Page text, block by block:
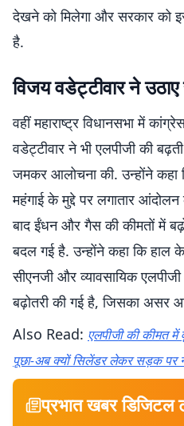
देखने को मिलेगा और सरकार को
है.
विजय वडेट्टीवार ने
वहीं महाराष्ट्र विधानसभा में
वडेट्टीवार ने भी एलपीजी की
जमकर आलोचना की. उन्होंने कहा
महंगाई के मुद्दे पर लगातार
बाद ईंधन और गैस की कीमतों में
बदल गई है. उन्होंने कहा कि हाल
सीएनजी और व्यावसायिक
बढ़ोतरी की गई है, जिसका असर
Also Read: एलपीजी की कीमत
पूछा-अब क्यों सिलेंडर लेकर सड़क पर
प्रभात खबर डिजिटल